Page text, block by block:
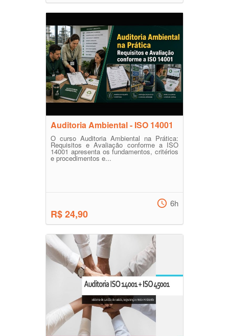
Auditoria Ambiental - ISO 14001
O curso Auditoria Ambiental na Prática:
Requisitos e Avaliação conforme a ISO
14001 apresenta os fundamentos, critérios
e procedimentos e...
R$ 24,90
6h